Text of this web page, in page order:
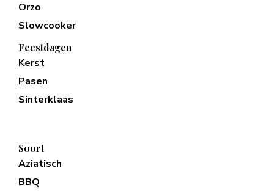
Orzo
Slowcooker
Feestdagen
Kerst
Pasen
Sinterklaas
Soort
Aziatisch
BBQ